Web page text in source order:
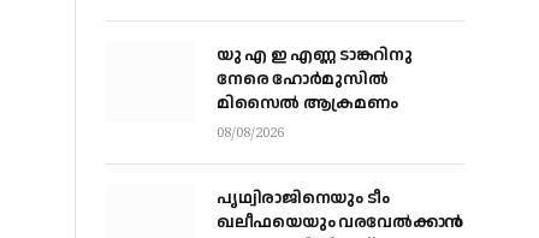
യു എ ഇ എണ്ണ ടാങ്കറിനു
നേരെ ഹോര്‍മുസില്‍
മിസൈല്‍ ആക്രമണം
08/08/2026
പൃഥ്വിരാജിനെയും ടീം
ഖലീഫയെയും വരവേല്‍ക്കാന്‍